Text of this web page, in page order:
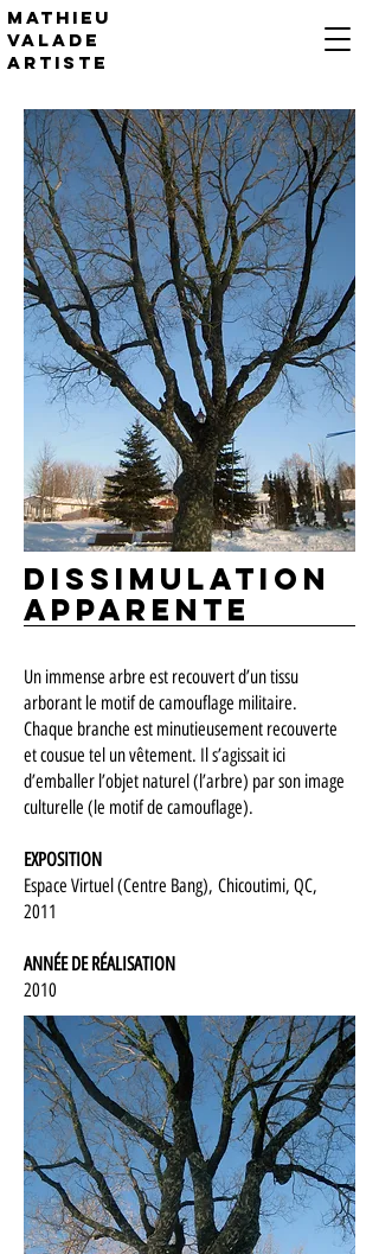
Mathieu
valade
artiste
Dissimulation
apparente
Un immense arbre est recouvert d’un tissu
arborant le motif de camouflage militaire.
Chaque branche est minutieusement recouverte
et cousue tel un vêtement. Il s’agissait ici
d’emballer l’objet naturel (l’arbre) par son image
culturelle (le motif de camouflage).
EXPOSITION
Espace Virtuel (Centre Bang), Chicoutimi, QC,
2011
ANNÉE DE RÉALISATION
2010